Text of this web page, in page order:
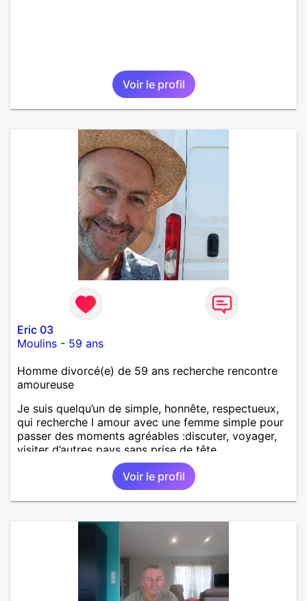
Voir le profil
Eric 03
Moulins - 59 ans
Homme divorcé(e) de 59 ans recherche rencontre
amoureuse
Je suis quelqu’un de simple, honnête, respectueux,
qui recherche l amour avec une femme simple pour
passer des moments agréables :discuter, voyager,
visiter d’autres pays sans prise de tête.
Voir le profil